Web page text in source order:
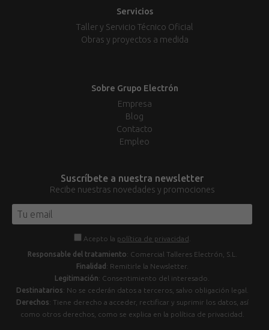
Servicios
Taller y Servicio Técnico Oficial
Obras y proyectos a medida
Sobre Grupo Electrón
Empresa
Blog
Contacto
Empleo
Suscríbete a nuestra newsletter
Recibe nuestras novedades y promociones
Acepto la política de privacidad
Responsable del tratamiento: Comercial Talleres Electrón, S.L.
Finalidad : Remitirle la Newsletter.
Legitimación: Consentimiento del interesado.
Destinatarios: No se cederán datos a terceros, salvo obligación legal.
Derechos: Tiene derecho a acceder, rectificar y suprimir los datos, así
como otros derechos, como se explica en la política de privacidad.